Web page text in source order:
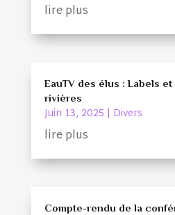
lire plus
EauTV des élus : Labels
rivières
Juin 13, 2025 | Divers
lire plus
Compte-rendu de la